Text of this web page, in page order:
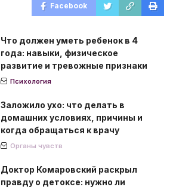
Facebook
Что должен уметь ребенок в 4
года: навыки, физическое
развитие и тревожные признаки
Психология
Заложило ухо: что делать в
домашних условиях, причины и
когда обращаться к врачу
Органы чувств
Доктор Комаровский раскрыл
правду о детоксе: нужно ли